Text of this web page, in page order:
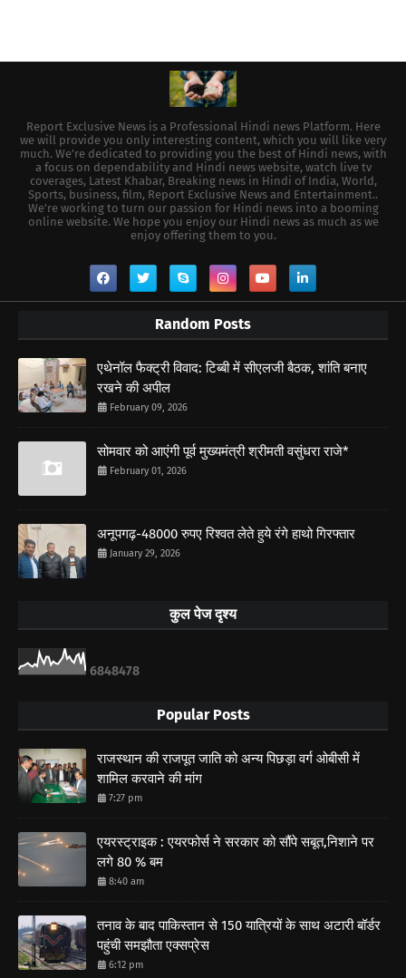
Report Exclusive News is a Professional Hindi news Platform. Here
we will provide you only interesting content, which you will like very
much. We're dedicated to providing you the best of Hindi news, with
a focus on dependability and Hindi news website, watch live tv
coverages, Latest Khabar, Breaking news in Hindi of India, World,
Sports, business, film, Report Exclusive News and Entertainment..
We're working to turn our passion for Hindi news into a booming
online website. We hope you enjoy our Hindi news as much as we
enjoy offering them to you.
Random Posts
एथेनॉल फैक्ट्री विवाद: टिब्बी में सीएलजी बैठक, शांति बनाए
रखने की अपील
February 09, 2026
सोमवार को आएंगी पूर्व मुख्यमंत्री श्रीमती वसुंधरा राजे*
February 01, 2026
अनूपगढ़-48000 रुपए रिश्वत लेते हुये रंगे हाथो गिरफ्तार
January 29, 2026
कुल पेज दृश्य
6848478
Popular Posts
राजस्थान की राजपूत जाति को अन्य पिछड़ा वर्ग ओबीसी में
शामिल करवाने की मांग
7:27 pm
एयरस्ट्राइक : एयरफोर्स ने सरकार को सौंपे सबूत,निशाने पर
लगे 80 % बम
8:40 am
तनाव के बाद पाकिस्तान से 150 यात्रियों के साथ अटारी बॉर्डर
पहुंची समझौता एक्सप्रेस
6:12 pm